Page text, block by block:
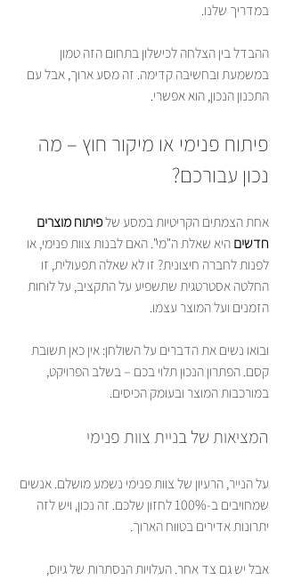
במדריך שלנו.
ההבדל בין הצלחה לכישלון בתחום הזה טמון
במשמעת ובחשיבה קדימה. זה מסע ארוך, אבל עם
התכנון הנכון, הוא אפשרי.
פיתוח פנימי או מיקור חוץ – מה
נכון עבורכם?
אחת הצמתים הקריטיות במסע של פיתוח מוצרים
חדשים היא שאלת ה"מי". האם לבנות צוות פנימי, או
לפנות לחברה חיצונית? זו לא שאלה תפעולית, זו
החלטה אסטרטגית שתשפיע על התקציב, על לוחות
הזמנים ועל המוצר עצמו.
ובואו נשים את הדברים על השולחן: אין כאן תשובת
קסם. הפתרון הנכון תלוי בכם – בשלב הפרויקט,
במורכבות המוצר ובעומק הכיסים.
המציאות של בניית צוות פנימי
על הנייר, הרעיון של צוות פנימי נשמע מושלם. אנשים
שמחויבים ב-100% לחזון שלכם. זה נכון, ויש לזה
יתרונות אדירים בטווח הארוך.
אבל יש גם צד אחר. העלויות הנסתרות של גיוס,